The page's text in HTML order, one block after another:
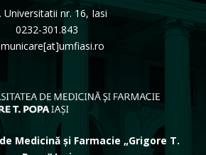
Universitatii nr. 16, Iasi
0232-301.843
Medicină și Farmacie „Grigore T.